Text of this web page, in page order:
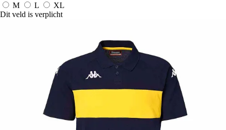
M
L
XL
Dit veld is verplicht